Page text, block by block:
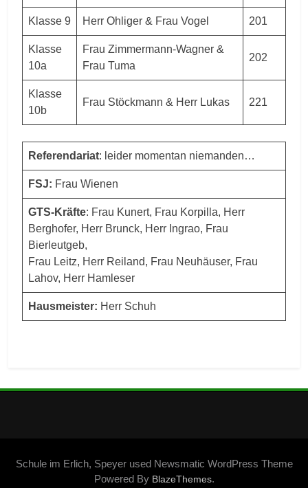
Klasse 9 Herr Ohliger & Frau Vogel 201
Klasse
10a
Frau Zimmermann-Wagner &
Frau Tuma
202
Klasse
10b
Frau Stöckmann & Herr Lukas 221
Referendariat: leider momentan niemanden…
FSJ: Frau Wienen
GTS-Kräfte: Frau Kunert, Frau Korpilla, Herr
Berghofer, Herr Brunck, Herr Ingrao, Frau
Bierleutgeb,
Frau Leitz, Herr Reiland, Frau Neuhäuser, Frau
Lahov, Herr Hamleser
Hausmeister: Herr Schuh
Schule im Erlich, Speyer used Newsmatic WordPress Theme
Powered By BlazeThemes.